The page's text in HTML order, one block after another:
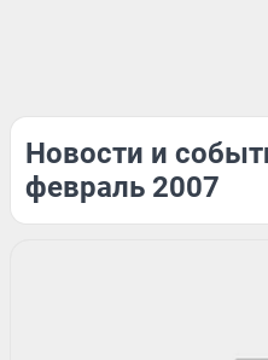
Новости и
февраль 2007